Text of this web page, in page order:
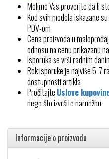
Molimo Vas proverite da li
Kod svih modela iskazane
PDV-om
Cena proizvoda u
odnosu na cenu prikazanu
Isporuka se vrši radnim
Rok isporuke je najviše 5-7
dostupnosti artikla
Pročitajte Uslove
nego što izvršite narudžbu.
Informacije o proizvodu